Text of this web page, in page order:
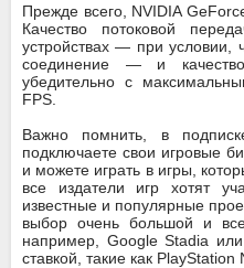
Прежде всего, NVIDIA
Качество потоковой
устройствах — при условии,
соединение — и
убедительно с
FPS.
Важно помнить, в
подключаете свои игровые
и можете играть в игры,
все издатели игр хотят
известные и популярные
выбор очень большой и
например, Google Stadia
ставкой, такие как PlayStation